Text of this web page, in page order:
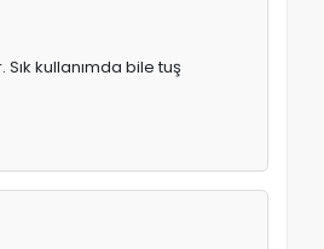
kullanımda bile tuş